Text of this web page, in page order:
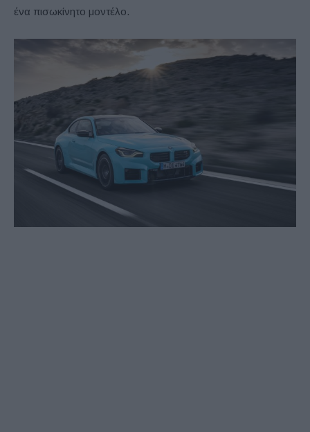
ένα πισωκίνητο μοντέλο.